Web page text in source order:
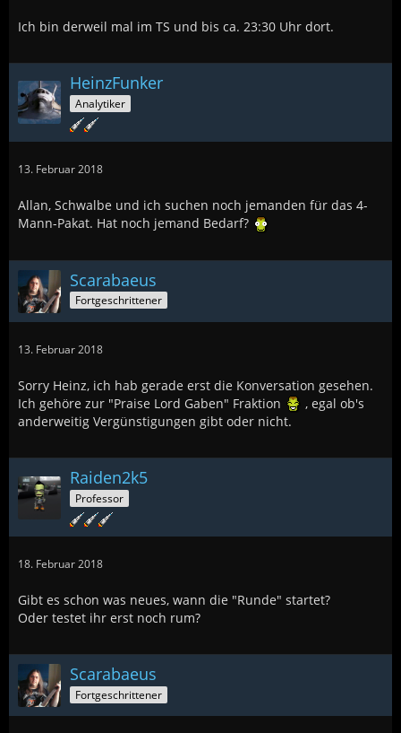
Ich bin derweil mal im TS und bis ca. 23:30 Uhr dort.
HeinzFunker
Analytiker
13. Februar 2018
Allan, Schwalbe und ich suchen noch jemanden für das 4-
Mann-Pakat. Hat noch jemand Bedarf?
Scarabaeus
Fortgeschrittener
13. Februar 2018
Sorry Heinz, ich hab gerade erst die Konversation gesehen.
Ich gehöre zur "Praise Lord Gaben" Fraktion
, egal ob's
anderweitig Vergünstigungen gibt oder nicht.
Raiden2k5
Professor
18. Februar 2018
Gibt es schon was neues, wann die "Runde" startet?
Oder testet ihr erst noch rum?
Scarabaeus
Fortgeschrittener